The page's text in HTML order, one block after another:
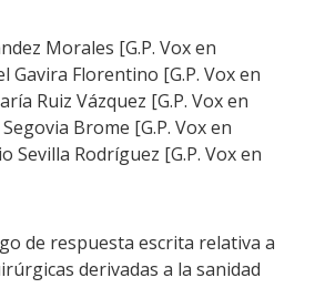
Morales [G.P. Vox en
Gavira Florentino [G.P. Vox en
Ruiz Vázquez [G.P. Vox en
Brome [G.P. Vox en
Sevilla Rodríguez [G.P. Vox en
de respuesta escrita relativa a
derivadas a la sanidad